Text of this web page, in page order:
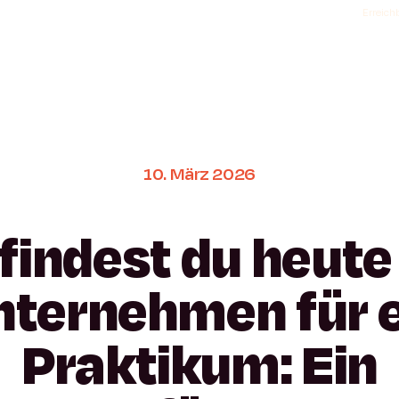
10.März2026
duheute
für
Praktikum:Ein